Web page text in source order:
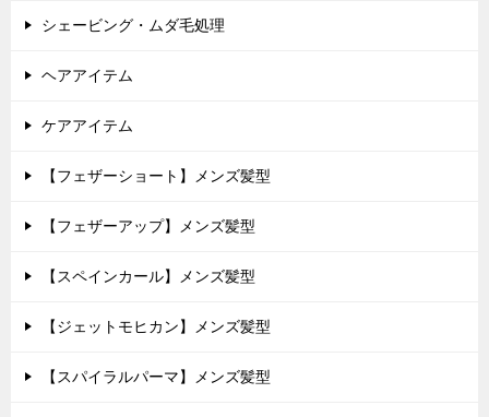
シェービング・ムダ毛処理
ヘアアイテム
ケアアイテム
【フェザーショート】メンズ髪型
【フェザーアップ】メンズ髪型
【スペインカール】メンズ髪型
【ジェットモヒカン】メンズ髪型
【スパイラルパーマ】メンズ髪型